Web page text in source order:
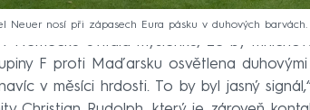
Neuer nosí při zápasech Eura pásku v duhových barvách.
Německu uvítala myšlenku, že by
F proti Maďarsku osvětlena
v měsíci hrdosti. To by byl jasný